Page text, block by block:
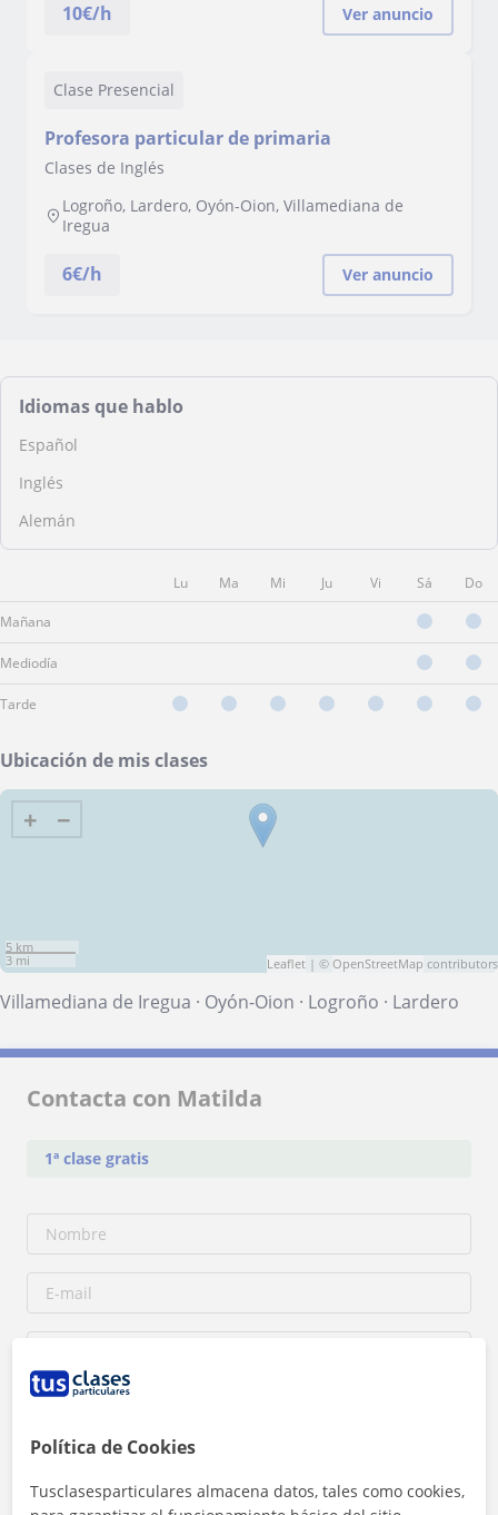
10€/h Ver anuncio
Clase Presencial
Profesora particular de primaria
Clases de Inglés
Logroño, Lardero, Oyón-Oion, Villamediana de
Iregua
6€/h Ver anuncio
Idiomas que hablo
Español
Inglés
Alemán
Lu Ma Mi Ju Vi Sá Do
Mañana
Mediodía
Tarde
Ubicación de mis clases
+ −
5 km
3 mi
Leaflet | © OpenStreetMap contributors
Villamediana de Iregua · Oyón-Oion · Logroño · Lardero
Contacta con Matilda
1ª clase gratis
Política de Cookies
Tusclasesparticulares almacena datos, tales como cookies,